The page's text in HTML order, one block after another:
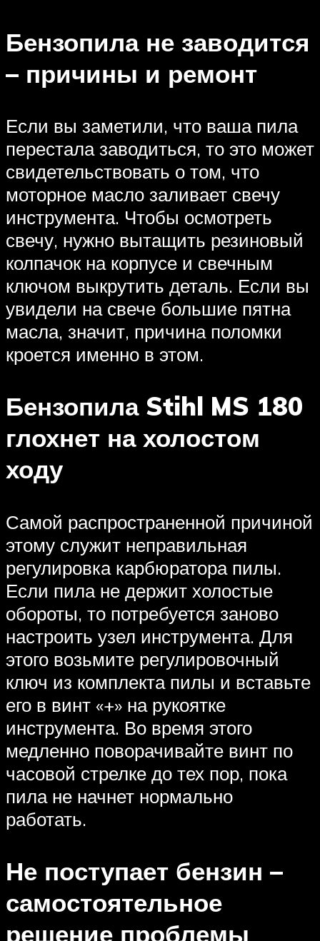
Бензопила не заводится
– причины и ремонт
Если вы заметили, что ваша пила
перестала заводиться, то это может
свидетельствовать о том, что
моторное масло заливает свечу
инструмента. Чтобы осмотреть
свечу, нужно вытащить резиновый
колпачок на корпусе и свечным
ключом выкрутить деталь. Если вы
увидели на свече большие пятна
масла, значит, причина поломки
кроется именно в этом.
Бензопила Stihl MS 180
глохнет на холостом
ходу
Самой распространенной причиной
этому служит неправильная
регулировка карбюратора пилы.
Если пила не держит холостые
обороты, то потребуется заново
настроить узел инструмента. Для
этого возьмите регулировочный
ключ из комплекта пилы и вставьте
его в винт «+» на рукоятке
инструмента. Во время этого
медленно поворачивайте винт по
часовой стрелке до тех пор, пока
пила не начнет нормально
работать.
Не поступает бензин –
самостоятельное
решение проблемы